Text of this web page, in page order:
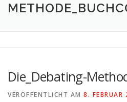
Die_Debating-
VERÖFFENTLICHT AM 8. FEBRUAR